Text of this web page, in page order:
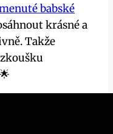
babské
krásné a
Takže